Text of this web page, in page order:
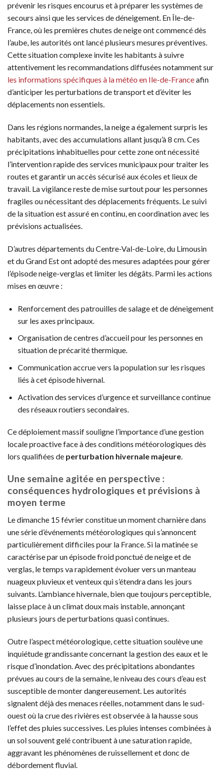
prévenir les risques encourus et à préparer les systèmes de
secours ainsi que les services de déneigement. En Île-de-
France, où les premières chutes de neige ont commencé dès
l’aube, les autorités ont lancé plusieurs mesures préventives.
Cette situation complexe invite les habitants à suivre
attentivement les recommandations diffusées notamment sur
les informations spécifiques à la météo en Ile-de-Franceafin
d’anticiper les perturbations de transport et d’éviter les
déplacements non essentiels.
Dans les régions normandes, la neige a également surpris les
habitants, avec des accumulations allant jusqu’à 8 cm. Ces
précipitations inhabituelles pour cette zone ont nécessité
l’intervention rapide des services municipaux pour traiter les
routes et garantir un accès sécurisé aux écoles et lieux de
travail. La vigilance reste de mise surtout pour les personnes
fragiles ou nécessitant des déplacements fréquents. Le suivi
de la situation est assuré en continu, en coordination avec les
prévisions actualisées.
D’autres départements du Centre-Val-de-Loire, du Limousin
et du Grand Est ont adopté des mesures adaptées pour gérer
l’épisode neige-verglas et limiter les dégâts. Parmi les actions
mises en œuvre :
Renforcement des patrouilles de salage et de déneigement
sur les axes principaux.
Organisation de centres d’accueil pour les personnes en
situation de précarité thermique.
Communication accrue vers la population sur les risques
liés à cet épisode hivernal.
Activation des services d’urgence et surveillance continue
des réseaux routiers secondaires.
Ce déploiement massif souligne l’importance d’une gestion
locale proactive face à des conditions météorologiques dès
lors qualifiées de perturbation hivernale majeure.
Une semaine agitée en perspective :
conséquences hydrologiques et prévisions à
moyen terme
Le dimanche 15 février constitue un moment charnière dans
une série d’événements météorologiques qui s’annoncent
particulièrement difficiles pour la France. Si la matinée se
caractérise par un épisode froid ponctué de neige et de
verglas, le temps va rapidement évoluer vers un manteau
nuageux pluvieux et venteux qui s’étendra dans les jours
suivants. L’ambiance hivernale, bien que toujours perceptible,
laisse place à un climat doux mais instable, annonçant
plusieurs jours de perturbations quasi continues.
Outre l’aspect météorologique, cette situation soulève une
inquiétude grandissante concernant la gestion des eaux et le
risque d’inondation. Avec des précipitations abondantes
prévues au cours de la semaine, le niveau des cours d’eau est
susceptible de monter dangereusement. Les autorités
signalent déjà des menaces réelles, notamment dans le sud-
ouest où la crue des rivières est observée à la hausse sous
l’effet des pluies successives. Les pluies intenses combinées à
un sol souvent gelé contribuent à une saturation rapide,
aggravant les phénomènes de ruissellement et donc de
débordement fluvial.